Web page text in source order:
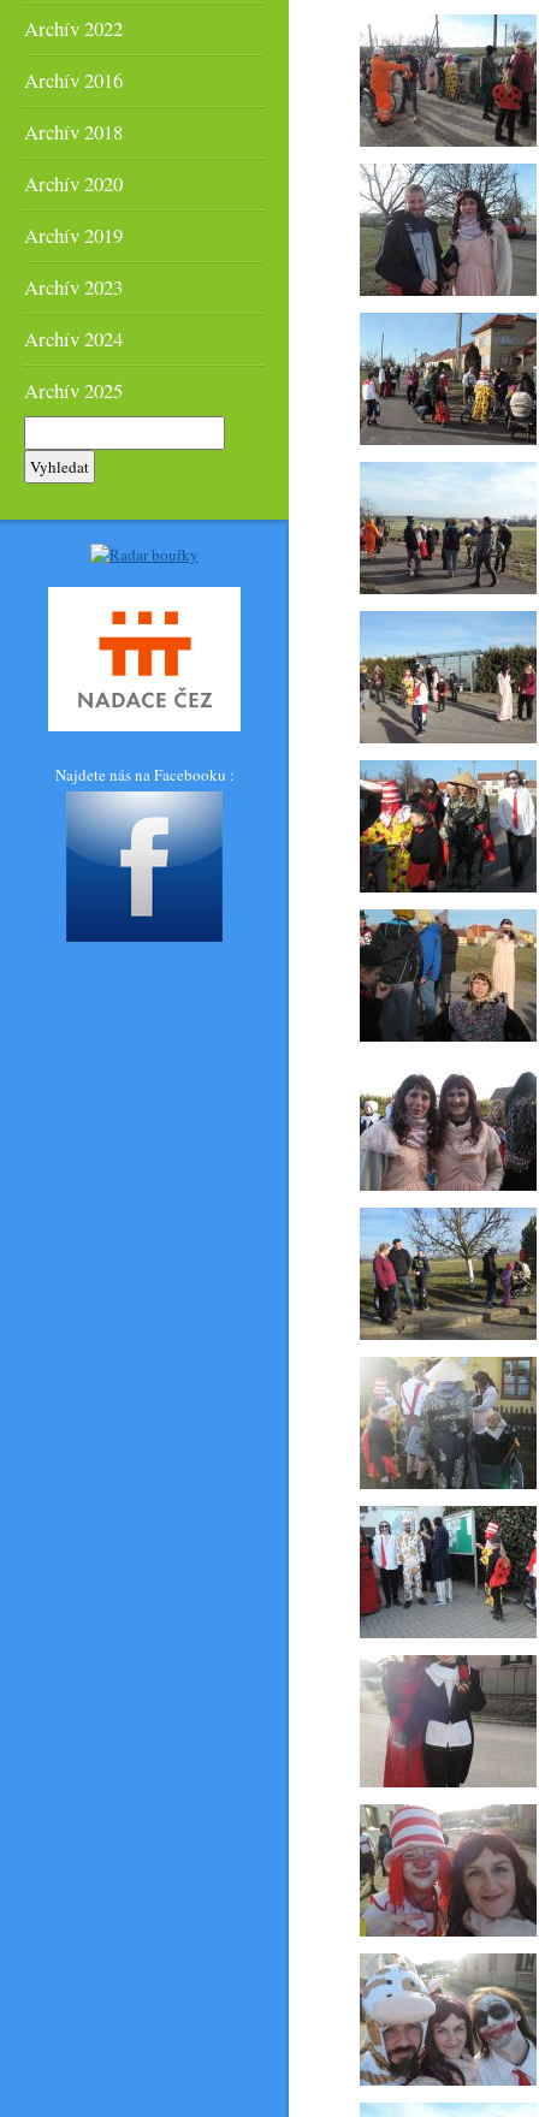
Archív 2022
Archív 2016
Archív 2018
Archív 2020
Archív 2019
Archív 2023
Archív 2024
Archív 2025
Najdete nás na Facebooku :